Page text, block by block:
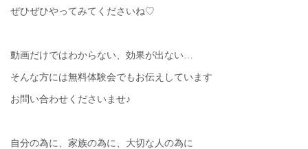
ぜひぜひやってみてくださいね♡
動画だけではわからない、効果が出ない…
そんな方には無料体験会でもお伝えしています
お問い合わせくださいませ♪
自分の為に、家族の為に、大切な人の為に